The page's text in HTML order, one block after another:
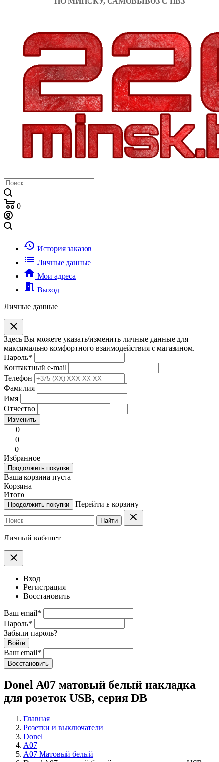
0
history История заказов
list Личные данные
home Мои адреса
meeting_room Выход
Личные данные
clear
Здесь Вы можете указать/изменить личные данные для
максимально комфортного взаимодействия с магазином.
Пароль*
Контактный e-mail
Телефон
Фамилия
Имя
Отчество
Изменить
0
0
0
Избранное
Продолжить покупки
Ваша корзина пуста
Корзина
Итого
Продолжить покупки Перейти в корзину
Найти clear
Личный кабинет
clear
Вход
Регистрация
Восстановить
Ваш email*
Пароль*
Забыли пароль?
Войти
Ваш email*
Воcстановить
Donel A07 матовый белый накладка
для розеток USB, серия DB
Главная
Розетки и выключатели
Donel
A07
A07 Матовый белый